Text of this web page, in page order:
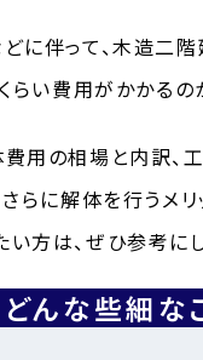
に伴って、木造二
らい費用がかかるの
用の相場と内訳、
らに解体を行うメリ
方は、ぜひ参考にし
どんな些細な